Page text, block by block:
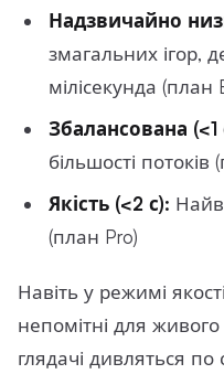
Надзвичайно
змагальних ігор,
мілісекунда (план
Збалансована (<1
більшості потоків
Якість (<2 с):
(план Pro)
Навіть у режимі
непомітні для живого
глядачі дивляться по